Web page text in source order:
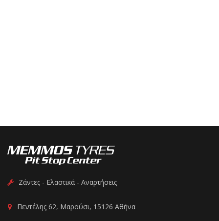
Ζάντες - Ελαστικά - Αναρτήσεις
Πεντέλης 62, Μαρούσι, 15126 Αθήνα